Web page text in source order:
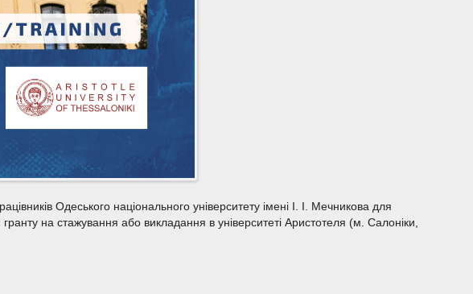
Одеського національного університету імені І. І. Мечникова для
гранту на стажування або викладання в університеті Аристотеля (м. Салоніки,